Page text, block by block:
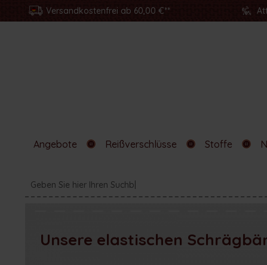
Versandkostenfrei ab 60,00 €**
Angebote Reißverschlüsse Stoffe
Unsere elastischen